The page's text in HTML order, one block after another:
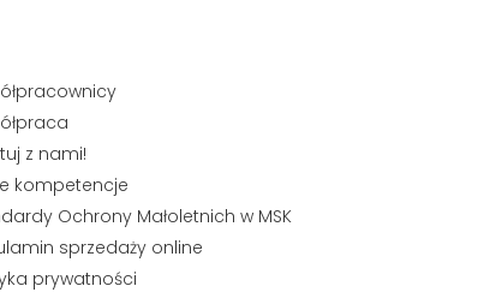
z nami!
kompetencje
Ochrony Małoletnich w MSK
sprzedaży online
prywatności